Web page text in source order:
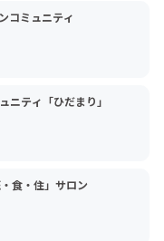
（W）C プロデ
東証一部上場企業、
様な場所に身を置
見てきました。
業展開、アクティブ
らローカルコミュニ
ったことはとりあえ
コミュニティ
ニティ「ひだまり」
食・住」サロン